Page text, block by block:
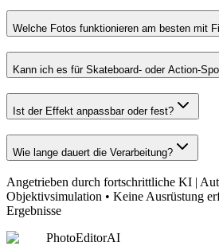
Welche Fotos funktionieren am besten mit
Kann ich es für Skateboard- oder Action-
Ist der Effekt anpassbar oder fest?
Wie lange dauert die Verarbeitung?
Angetrieben durch fortschrittliche KI |
Objektivsimulation • Keine Ausrüstung
Ergebnisse
PhotoEditorAI